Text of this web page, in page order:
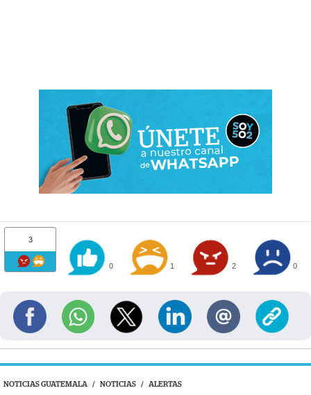
3
0 1 2 0
NOTICIAS GUATEMALA / NOTICIAS / ALERTAS